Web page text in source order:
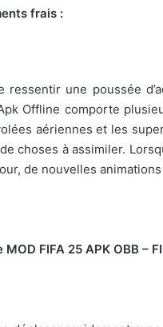
frais :
ressentir une poussée
Offline comporte
aériennes et les
choses à assimiler.
de nouvelles
FIFA 25 APK OBB –